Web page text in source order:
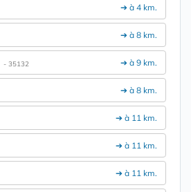
➔ à 4 km.
➔ à 8 km.
➔ à 9 km.
- 35132
➔ à 8 km.
➔ à 11 km.
➔ à 11 km.
➔ à 11 km.